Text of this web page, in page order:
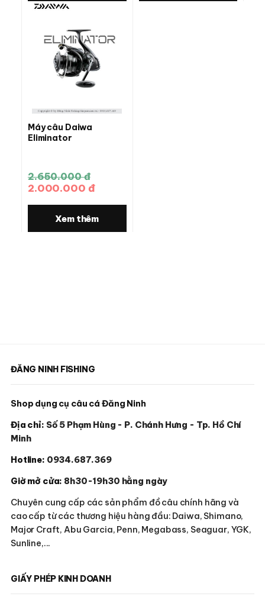
Máy câu Daiwa
Eliminator
2.650.000 đ
2.000.000 đ
Xem thêm
ĐĂNG NINH FISHING
Shop dụng cụ câu cá Đăng Ninh
Địa chỉ: Số 5 Phạm Hùng - P. Chánh Hưng - Tp. Hồ Chí
Minh
Hotline: 0934.687.369
Giờ mở cửa: 8h30-19h30 hằng ngày
Chuyên cung cấp các sản phẩm đồ câu chính hãng và
cao cấp từ các thương hiệu hàng đầu: Daiwa, Shimano,
Major Craft, Abu Garcia, Penn, Megabass, Seaguar, YGK,
Sunline,...
GIẤY PHÉP KINH DOANH